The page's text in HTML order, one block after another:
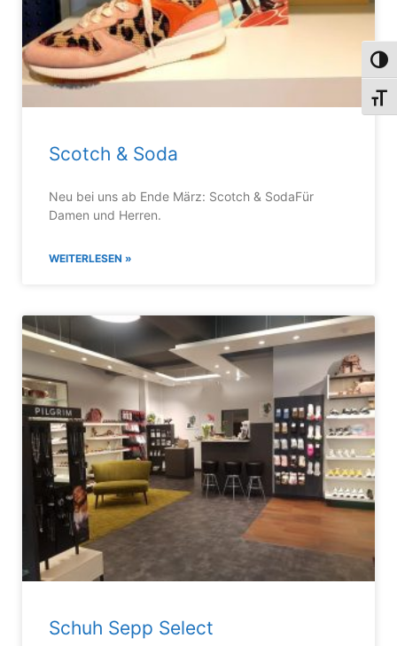
Scotch & Soda
Neu bei uns ab Ende März: Scotch & SodaFür
Damen und Herren.
WEITERLESEN »
Schuh Sepp Select